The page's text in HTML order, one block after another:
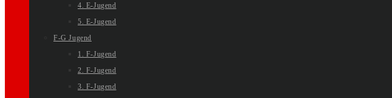
4. E-Jugend
5. E-Jugend
F-G Jugend
1. F-Jugend
2. F-Jugend
3. F-Jugend